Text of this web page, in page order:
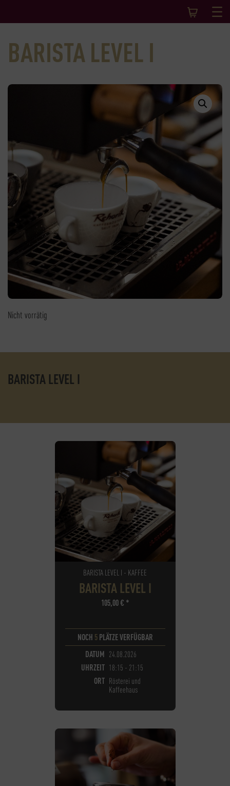
BARISTA LEVEL I
Nicht vorrätig
BARISTA LEVEL I
BARISTA LEVEL I - KAFFEE
BARISTA LEVEL I
105,00€ *
NOCH 5PLÄTZE VERFÜGBAR
DATUM 24.08.2026
UHRZEIT 18:15 - 21:15
ORT Rösterei und
Kaffeehaus